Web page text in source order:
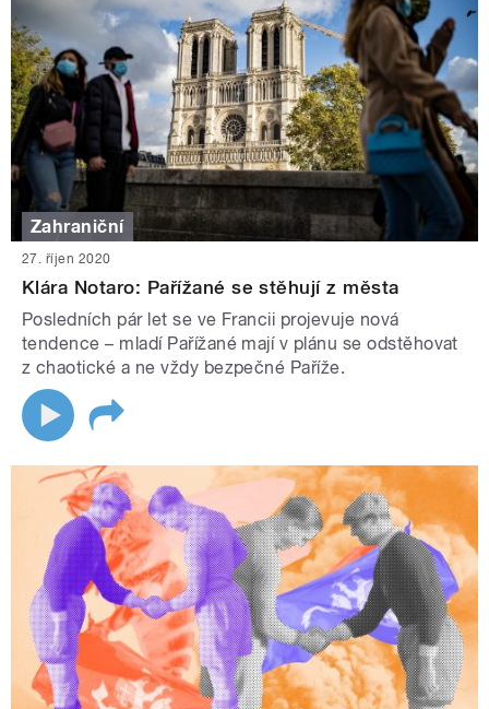
Zahraniční
27. říjen 2020
Klára Notaro: Pařížané se stěhují z města
Posledních pár let se ve Francii projevuje nová
tendence – mladí Pařížané mají v plánu se odstěhovat
z chaotické a ne vždy bezpečné Paříže.